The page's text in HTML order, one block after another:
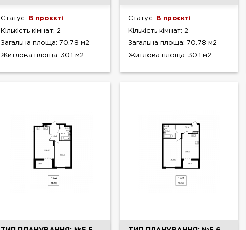
Статус: В проєкті
Кількість кімнат: 2
Загальна площа: 70.78 м2
Житлова площа: 30.1 м2
Статус: В проєкті
Кількість кімнат: 2
Загальна площа: 70.78 м2
Житлова площа: 30.1 м2